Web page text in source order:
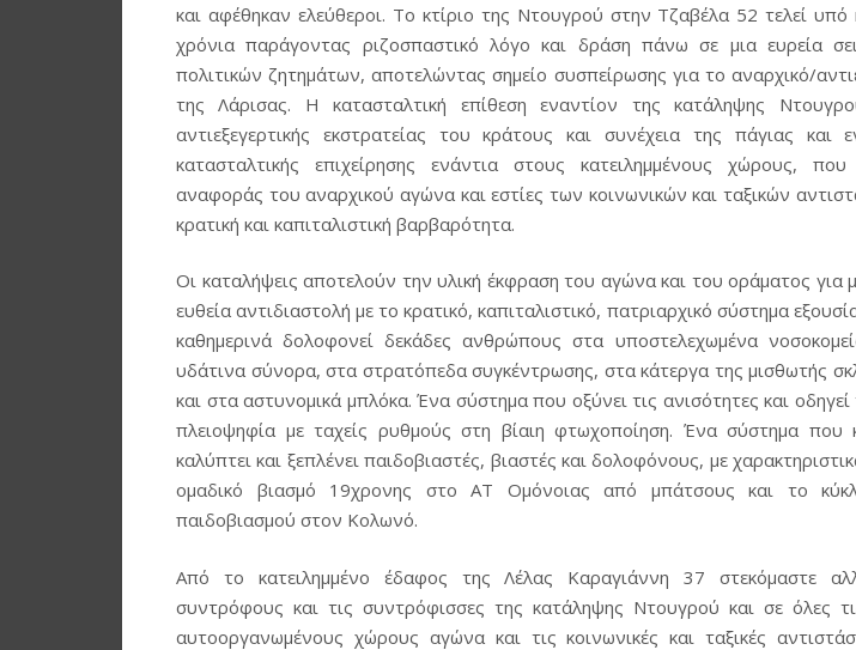
και αφέθηκαν ελεύθεροι. Το κτίριο της Ντουγρού στην Τζαβέλα 52 τελεί
χρόνια παράγοντας ριζοσπαστικό λόγο και δράση πάνω σε μια ευρεία
πολιτικών ζητημάτων, αποτελώντας σημείο συσπείρωσης για το αναρχικό/
της Λάρισας. Η κατασταλτική επίθεση εναντίον της κατάληψης
αντιεξεγερτικής εκστρατείας του κράτους και συνέχεια της πάγιας και
κατασταλτικής επιχείρησης ενάντια στους κατειλημμένους χώρους,
αναφοράς του αναρχικού αγώνα και εστίες των κοινωνικών και ταξικών
κρατική και καπιταλιστική βαρβαρότητα.
Οι καταλήψεις αποτελούν την υλική έκφραση του αγώνα και του οράματος για
ευθεία αντιδιαστολή με το κρατικό, καπιταλιστικό, πατριαρχικό σύστημα
καθημερινά δολοφονεί δεκάδες ανθρώπους στα υποστελεχωμένα
υδάτινα σύνορα, στα στρατόπεδα συγκέντρωσης, στα κάτεργα της μισθωτής
και στα αστυνομικά μπλόκα. Ένα σύστημα που οξύνει τις ανισότητες και οδηγεί
πλειοψηφία με ταχείς ρυθμούς στη βίαιη φτωχοποίηση. Ένα σύστημα που
καλύπτει και ξεπλένει παιδοβιαστές, βιαστές και δολοφόνους, με
ομαδικό βιασμό 19χρονης στο ΑΤ Ομόνοιας από μπάτσους και το
παιδοβιασμού στον Κολωνό.
Από το κατειλημμένο έδαφος της Λέλας Καραγιάννη 37 στεκόμαστε
συντρόφους και τις συντρόφισσες της κατάληψης Ντουγρού και σε όλες
αυτοοργανωμένους χώρους αγώνα και τις κοινωνικές και ταξικές